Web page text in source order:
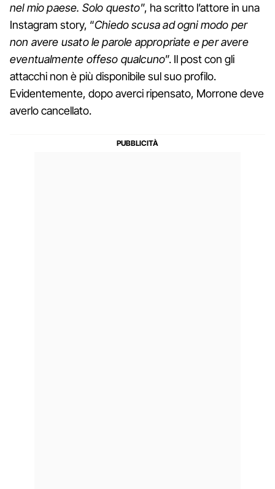
nel mio paese. Solo questo”, ha scritto l’attore in una
Instagram story, “Chiedo scusa ad ogni modo per
non avere usato le parole appropriate e per avere
eventualmente offeso qualcuno”. Il post con gli
attacchi non è più disponibile sul suo profilo.
Evidentemente, dopo averci ripensato, Morrone deve
averlo cancellato.